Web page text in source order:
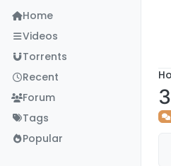
Home
Videos
Torrents
Recent
Forum
Tags
Popular